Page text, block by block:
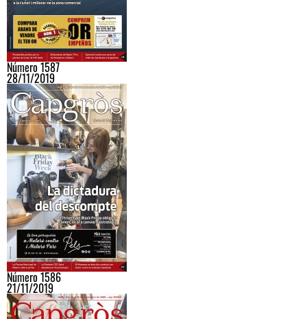
Número 1587
28/11/2019
Número 1586
21/11/2019